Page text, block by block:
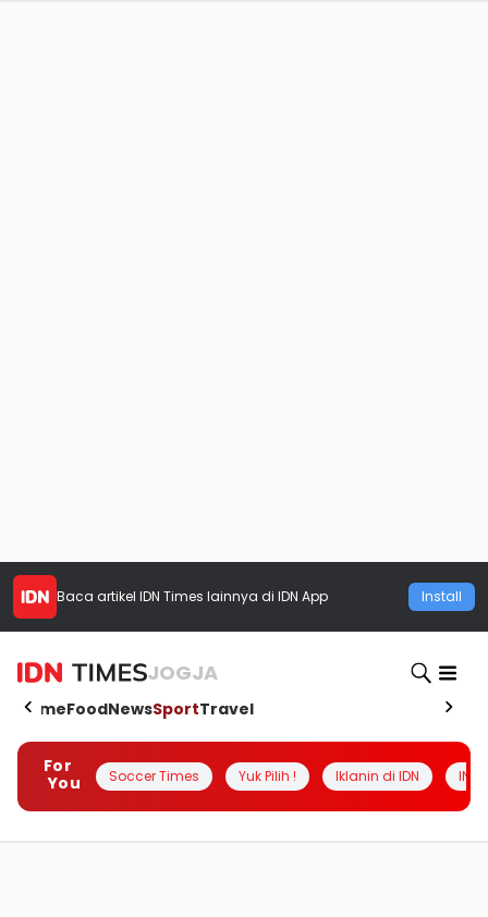
Baca artikel IDN Times lainnya di IDN App Install
JOGJA
HomeFoodNewsSportTravel
For
You
Soccer Times Yuk Pilih ! Iklanin di IDN